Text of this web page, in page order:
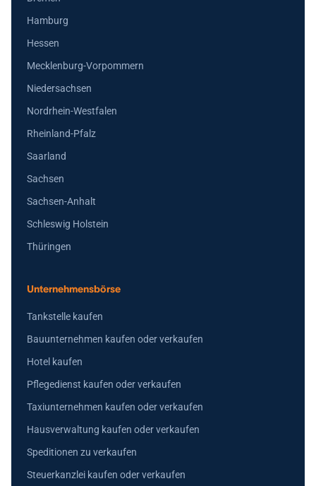
Hamburg
Hessen
Mecklenburg-Vorpommern
Niedersachsen
Nordrhein-Westfalen
Rheinland-Pfalz
Saarland
Sachsen
Sachsen-Anhalt
Schleswig Holstein
Thüringen
Unternehmensbörse
Tankstelle kaufen
Bauunternehmen kaufen oder verkaufen
Hotel kaufen
Pflegedienst kaufen oder verkaufen
Taxiunternehmen kaufen oder verkaufen
Hausverwaltung kaufen oder verkaufen
Speditionen zu verkaufen
Steuerkanzlei kaufen oder verkaufen